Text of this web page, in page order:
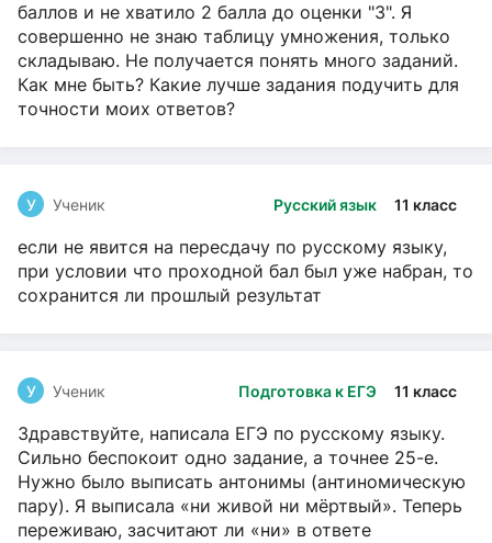
баллов и не хватило 2 балла до оценки "3". Я
совершенно не знаю таблицу умножения, только
складываю. Не получается понять много заданий.
Как мне быть? Какие лучше задания подучить для
точности моих ответов?
Русский язык 11 класс
У Ученик
если не явится на пересдачу по русскому языку,
при условии что проходной бал был уже набран, то
сохранится ли прошлый результат
Подготовка к ЕГЭ 11 класс
У Ученик
Здравствуйте, написала ЕГЭ по русскому языку.
Сильно беспокоит одно задание, а точнее 25-е.
Нужно было выписать антонимы (антиномическую
пару). Я выписала «ни живой ни мёртвый». Теперь
переживаю, засчитают ли «ни» в ответе